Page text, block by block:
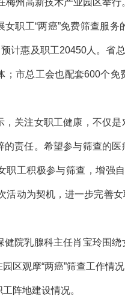
梅州高新技术产业园区举行
工“两癌”免费筛查服务
计惠及职工20450人。省
；市总工会也配套600个
注女职工健康，不仅是
责任。希望参与筛查的
职工积极参与筛查，增强
活动为契机，进一步完善
乳腺科主任肖宝玲围绕
区观摩“两癌”筛查工作情
阵地建设情况。